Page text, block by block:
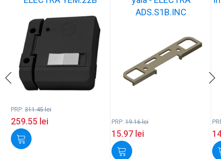
PRP: 311.45lei
259.55 lei
ADS.S1B.INC
PRP: 19.16lei
15.97 lei